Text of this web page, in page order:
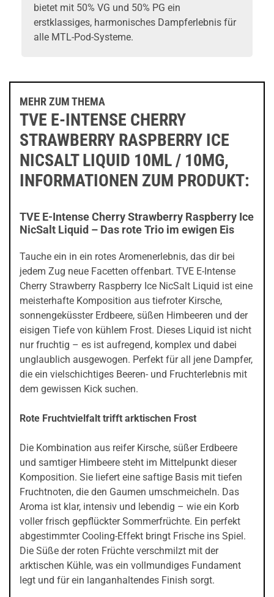
bietet mit 50% VG und 50% PG ein
erstklassiges, harmonisches Dampferlebnis für
alle MTL-Pod-Systeme.
MEHR ZUM THEMA
TVE E-INTENSE CHERRY
STRAWBERRY RASPBERRY ICE
NICSALT LIQUID 10ML / 10MG,
INFORMATIONEN ZUM PRODUKT:
TVE E-Intense Cherry Strawberry Raspberry Ice
NicSalt Liquid – Das rote Trio im ewigen Eis
Tauche ein in ein rotes Aromenerlebnis, das dir bei
jedem Zug neue Facetten offenbart. TVE E-Intense
Cherry Strawberry Raspberry Ice NicSalt Liquid ist eine
meisterhafte Komposition aus tiefroter Kirsche,
sonnengeküsster Erdbeere, süßen Himbeeren und der
eisigen Tiefe von kühlem Frost. Dieses Liquid ist nicht
nur fruchtig – es ist aufregend, komplex und dabei
unglaublich ausgewogen. Perfekt für all jene Dampfer,
die ein vielschichtiges Beeren- und Fruchterlebnis mit
dem gewissen Kick suchen.
Rote Fruchtvielfalt trifft arktischen Frost
Die Kombination aus reifer Kirsche, süßer Erdbeere
und samtiger Himbeere steht im Mittelpunkt dieser
Komposition. Sie liefert eine saftige Basis mit tiefen
Fruchtnoten, die den Gaumen umschmeicheln. Das
Aroma ist klar, intensiv und lebendig – wie ein Korb
voller frisch gepflückter Sommerfrüchte. Ein perfekt
abgestimmter Cooling-Effekt bringt Frische ins Spiel.
Die Süße der roten Früchte verschmilzt mit der
arktischen Kühle, was ein vollmundiges Fundament
legt und für ein langanhaltendes Finish sorgt.